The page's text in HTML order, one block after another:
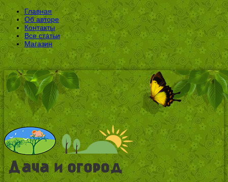
Главная
Об авторе
Контакты
Все статьи
Магазин